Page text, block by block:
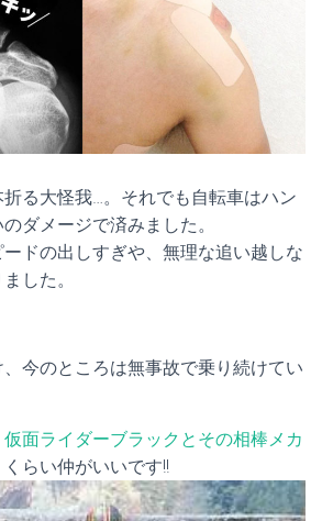
る大怪我…。それでも自転車はハン
ダメージで済みました。
ドの出しすぎや、無理な追い越しな
した。
今のところは無事故で乗り続けてい
仮面ライダーブラックとその相棒メカ
くらい仲がいいです!!